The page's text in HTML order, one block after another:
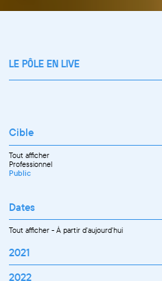
LE PÔLE EN LIVE
Cible
Tout afficher
Professionnel
Public
Dates
Tout afficher-À partir d'aujourd'hui
2021
Septembre
2022